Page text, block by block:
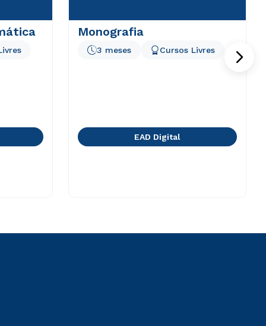
Monografia
3 meses Cursos Livres
EAD Digital